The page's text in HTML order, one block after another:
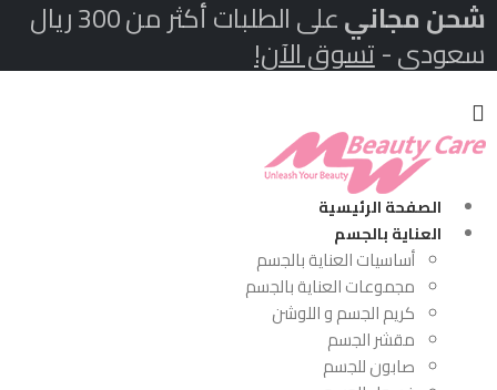
شحن مجاني على الطلبات أكثر من 300 ريال
سعودي -تسوق الآن!
الصفحة الرئيسية
العناية بالجسم
أساسيات العناية بالجسم
مجموعات العناية بالجسم
كريم الجسم و اللوشن
مقشر الجسم
صابون للجسم